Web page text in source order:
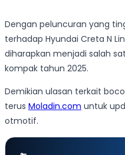
Dengan peluncuran yang
terhadap Hyundai Creta N
diharapkan menjadi salah
kompak tahun 2025.
Demikian ulasan terkait
terus Moladin.com untuk
otmotif.